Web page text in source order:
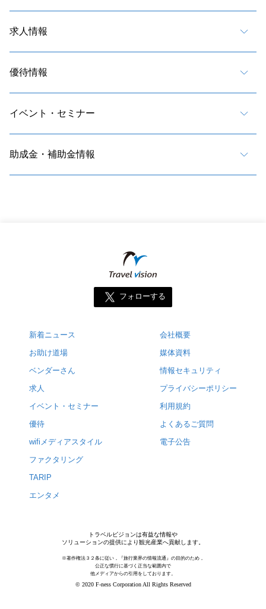
求人情報
優待情報
イベント・セミナー
助成金・補助金情報
フォローする
新着ニュース
お助け道場
ベンダーさん
求人
イベント・セミナー
優待
wifiメディアスタイル
ファクタリング
TARIP
エンタメ
会社概要
媒体資料
情報セキュリティ
プライバシーポリシー
利用規約
よくあるご質問
電子公告
トラベルビジョンは有益な情報や
ソリューションの提供により観光産業へ貢献します。
※著作権法３２条に従い，『旅行業界の情報流通』の目的のため，
公正な慣行に基づく正当な範囲内で
他メディアからの引用をしております。
© 2020 F-ness Corporation All Rights Reserved